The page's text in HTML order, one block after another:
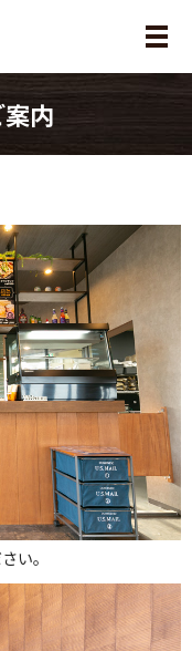
メ
内
い。